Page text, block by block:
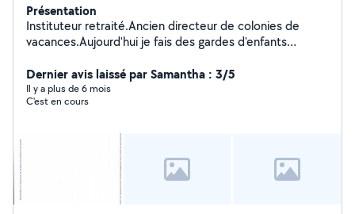
Présentation
Instituteur retraité.Ancien directeur de colonies de
vacances.Aujourd'hui je fais des gardes d'enfants
Dernier avis laissé par Samantha : 3/5
Il y a plus de 6 mois
C'est en cours